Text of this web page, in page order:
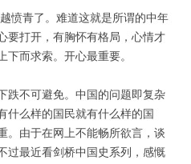
愤青了。难道这就是所谓的中年
要打开，有胸怀有格局，心情才
而求索。开心最重要。
跌不可避免。中国的问题即复杂
什么样的国民就有什么样的国
。由于在网上不能畅所欲言，谈
过最近看剑桥中国史系列，感慨